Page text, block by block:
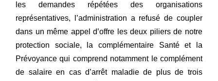
les demandes répétées des organisations
représentatives, l’administration a refusé de coupler
dans un même appel d’offre les deux piliers de notre
protection sociale, la complémentaire Santé et la
Prévoyance qui comprend notamment le complément
de salaire en cas d’arrêt maladie de plus de trois